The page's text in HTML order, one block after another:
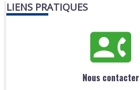
LIENS PRATIQUES
Nous contacter